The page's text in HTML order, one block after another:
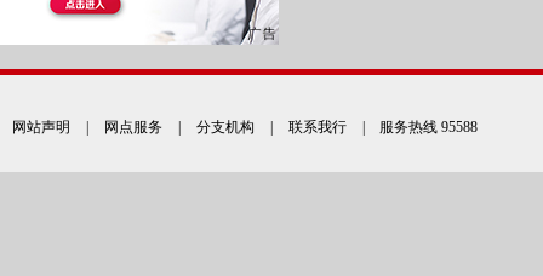
网站声明 网点服务 分支机构 联系我行 | 服务热线 95588